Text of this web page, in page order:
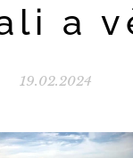
a
19.02.2024